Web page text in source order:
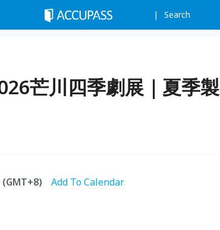
Search
芒川四季劇展｜夏季製
(GMT+8)
Add To Calendar